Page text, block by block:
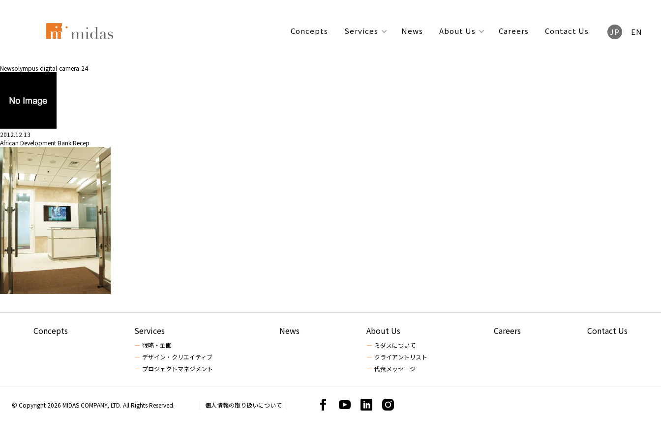
Concepts Services News About Us Careers Contact Us JP EN
Newsolympus-digital-camera-24
2012.12.13
African Development Bank Recep
Concepts Services
戦略・企画
デザイン・クリエイティブ
プロジェクトマネジメント
News About Us
ミダスについて
クライアントリスト
代表メッセージ
Careers Contact Us
© Copyright 2026 MIDAS COMPANY, LTD. All Rights Reserved. 個人情報の取り扱いについて